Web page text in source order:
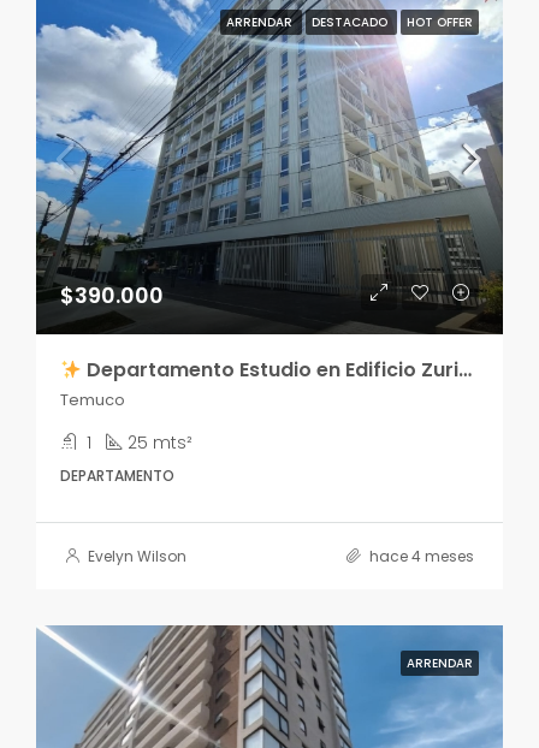
ARRENDAR DESTACADO HOT OFFER
$390.000
Departamento Estudio en Edificio Zurich
Temuco
1 25 mts²
DEPARTAMENTO
Evelyn Wilson hace 4 meses
ARRENDAR